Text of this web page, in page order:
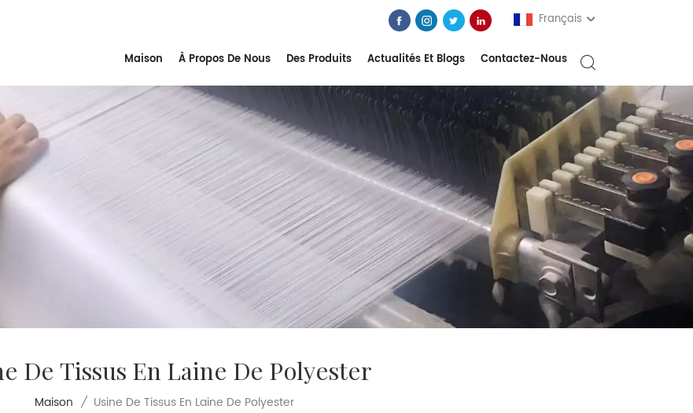
Français
Maison À Propos De Nous Des Produits Actualités Et Blogs Contactez-Nous
De Tissus En Laine De Polyester
Maison / Usine De Tissus En Laine De Polyester